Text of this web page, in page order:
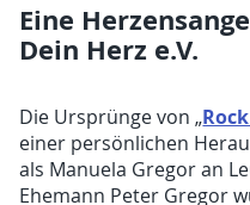
Eine
Dein Herz e.V.
Die Ursprünge von „
einer persönlichen
als Manuela Gregor an
Ehemann Peter Gregor